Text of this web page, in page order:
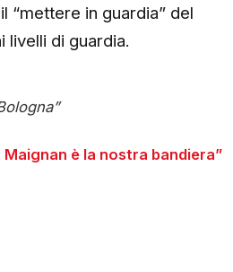
“mettere in guardia” del
livelli di guardia.
Maignan è la nostra bandiera”